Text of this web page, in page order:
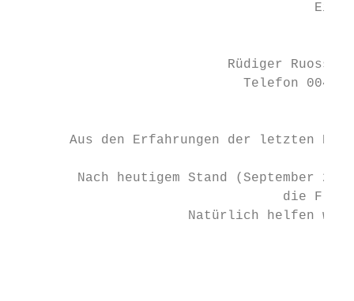
Ein
Rüdiger Ruoss
Telefon 0049
Aus den Erfahrungen der letzten
Nach heutigem Stand (September
die
Natürlich helfen